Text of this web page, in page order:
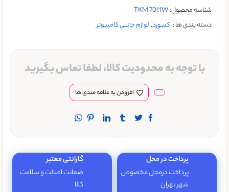
شناسه محصول:TKM 7011W
دسته بندی ها : کيبورد,لوازم جانبی کامپیوتر
با توجه به محدودیت کالا، لطفا تماس بگیرید
افزودن به علاقه مندی ها
پرداخت در محل
پرداخت درمحل مخصوص
شهر تهران
گارانتی معتبر
ضمانت اصالت و سلامت
کالا